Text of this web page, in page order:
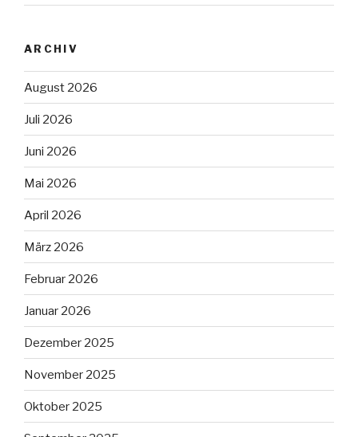
ARCHIV
August 2026
Juli 2026
Juni 2026
Mai 2026
April 2026
März 2026
Februar 2026
Januar 2026
Dezember 2025
November 2025
Oktober 2025